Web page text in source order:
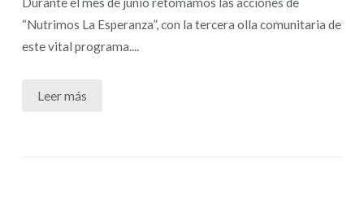
“Nutrimos La Esperanza”, con la tercera olla comunitaria de
este vital programa....
Leer más